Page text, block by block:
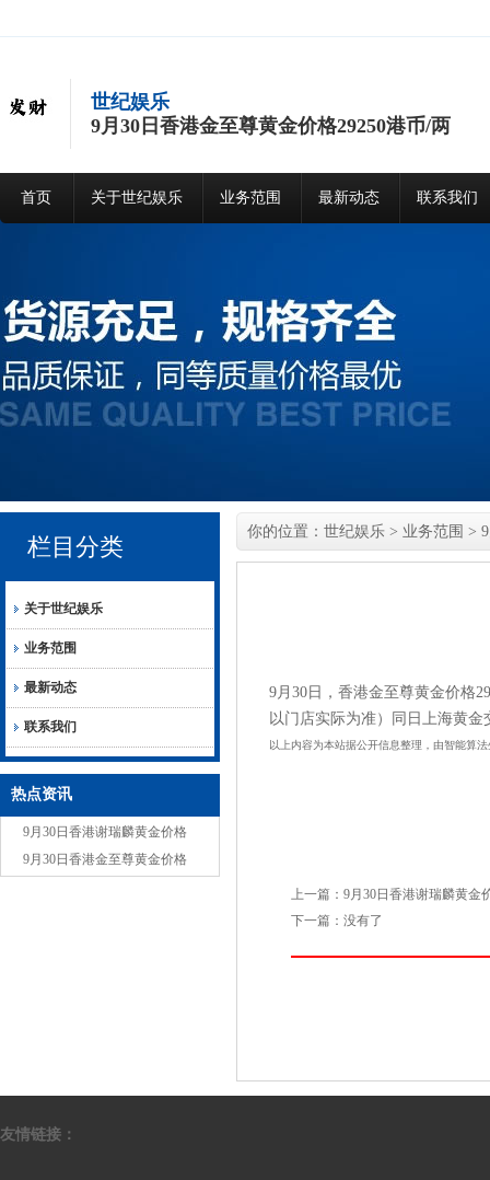
世纪娱乐
9月30日香港金至尊黄金价格29250港币/两
首页 关于世纪娱乐 业务范围 最新动态 联系我们
栏目分类
关于世纪娱乐
业务范围
最新动态
联系我们
热点资讯
9月30日香港谢瑞麟黄金价格
29250港币/两
9月30日香港金至尊黄金价格
你的位置： 世纪娱乐 > 业务范围 >
9月30日，香港金至尊黄金价格
以门店实际为准）同日上海黄金
以上内容为本站据公开信息整理，由智能算
上一篇： 9月30日香港谢瑞麟黄金
下一篇：没有了
友情链接：